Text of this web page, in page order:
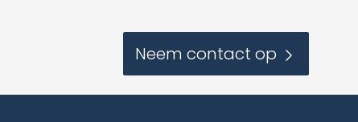
Neem contact op